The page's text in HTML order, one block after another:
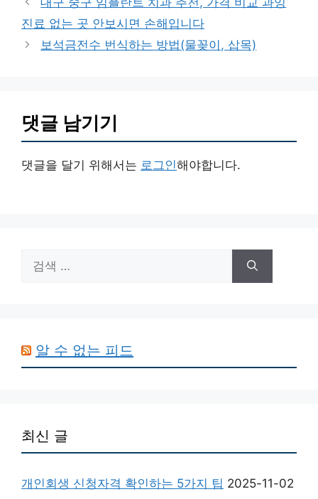
리
진료 없는 곳 안보시면 손해입니다
보석금전수 번식하는 방법(물꽂이, 삽목)
댓글 남기기
댓글을 달기 위해서는 로그인해야합니다.
색:
알 수 없는 피드
최신 글
개인회생 신청자격 확인하는 5가지 팁 2025-11-02